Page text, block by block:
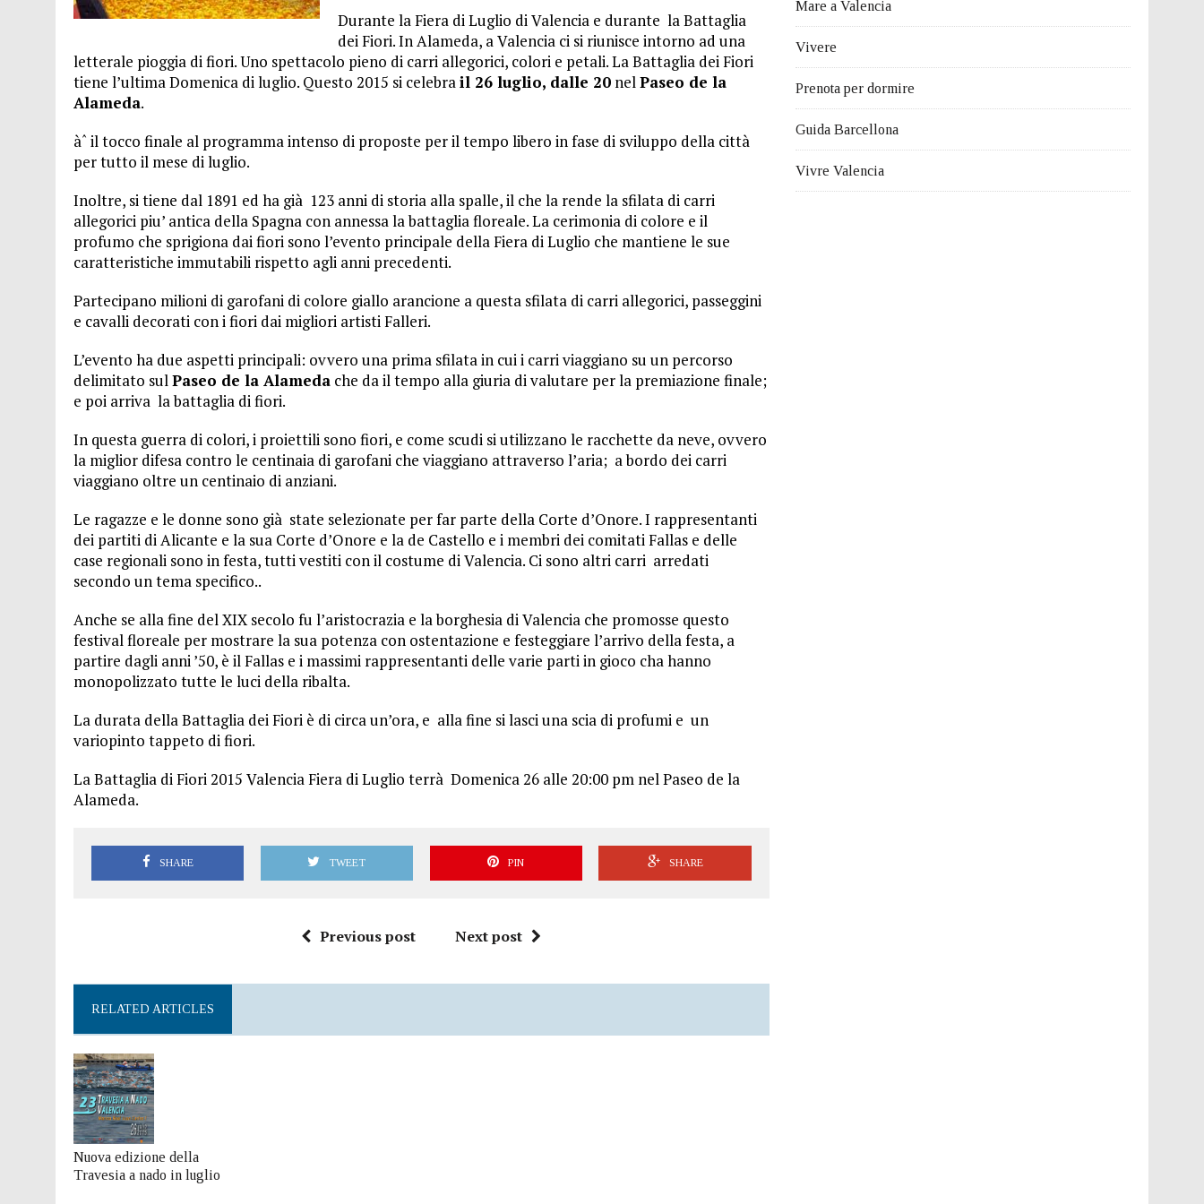
26 LUGLIO 2016 | VALENCIA FILMOTECA D’ESTIU – 2016
VIVERE A VALENCIA: LA GUIDA PRATICA
Durante la Fiera di Luglio di Valencia e durante la Battaglia
dei Fiori. In Alameda, a Valencia ci si riunisce intorno ad una
letterale pioggia di fiori. Uno spettacolo pieno di carri allegorici, colori e petali. La Battaglia dei Fiori
tiene l’ultima Domenica di luglio. Questo 2015 si celebrail 26 luglio, dalle 20 nelPaseo de la
Alameda.
àˆ il tocco finale al programma intenso di proposte per il tempo libero in fase di sviluppo della città
per tutto il mese di luglio.
Inoltre, si tiene dal 1891 ed ha già 123 anni di storia alla spalle, il che la rende la sfilata di carri
allegorici piu’ antica della Spagna con annessa la battaglia floreale. La cerimonia di colore e il
profumo che sprigiona dai fiori sono l’evento principale della Fiera di Luglio che mantiene le sue
caratteristiche immutabili rispetto agli anni precedenti.
Partecipano milioni di garofani di colore giallo arancione a questa sfilata di carri allegorici, passeggini
e cavalli decorati con i fiori dai migliori artisti Falleri.
L’evento ha due aspetti principali: ovvero una prima sfilata in cui i carri viaggiano su un percorso
delimitato sulPaseo de la Alameda che da il tempo alla giuria di valutare per la premiazione finale;
e poi arriva la battaglia di fiori.
In questa guerra di colori, i proiettili sono fiori, e come scudi si utilizzano le racchette da neve, ovvero
la miglior difesa contro le centinaia di garofani che viaggiano attraverso l’aria; a bordo dei carri
viaggiano oltre un centinaio di anziani.
Le ragazze e le donne sono già state selezionate per far parte della Corte d’Onore. I rappresentanti
dei partiti di Alicante e la sua Corte d’Onore e la de Castello e i membri dei comitati Fallas e delle
case regionali sono in festa, tutti vestiti con il costume di Valencia. Ci sono altri carri arredati
secondo un tema specifico..
Anche se alla fine del XIX secolo fu l’aristocrazia e la borghesia di Valencia che promosse questo
festival floreale per mostrare la sua potenza con ostentazione e festeggiare l’arrivo della festa, a
partire dagli anni ’50, è il Fallas e i massimi rappresentanti delle varie parti in gioco cha hanno
monopolizzato tutte le luci della ribalta.
La durata della Battaglia dei Fiori è di circa un’ora, e alla fine si lasci una scia di profumi e un
variopinto tappeto di fiori.
La Battaglia di Fiori 2015 Valencia Fiera di Luglio terrà Domenica 26 alle 20:00 pm nel Paseo de la
Alameda.
SHARE TWEET PIN SHARE
Previous post Next post
RELATED ARTICLES
Nuova edizione della
Travesia a nado in luglio
Mare a Valencia
Vivere
Prenota per dormire
Guida Barcellona
Vivre Valencia